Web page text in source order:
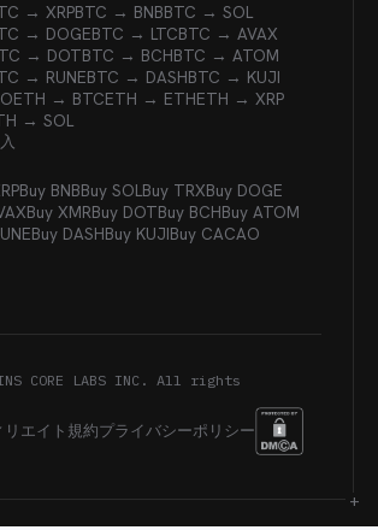
→ XRPBTC → BNBBTC → SOL
→ DOGEBTC → LTCBTC → AVAX
→ DOTBTC → BCHBTC → ATOM
→ RUNEBTC → DASHBTC → KUJI
ETH → BTCETH → ETHETH → XRP
→ SOL
Buy BNBBuy SOLBuy TRXBuy DOGE
Buy XMRBuy DOTBuy BCHBuy ATOM
Buy DASHBuy KUJIBuy CACAO
CORE LABS INC. All rights
リエイト規約プライバシーポリシー